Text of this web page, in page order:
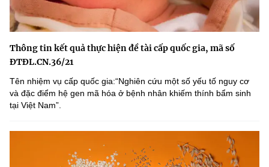
Thông tin kết quả thực hiện đề tài cấp quốc gia, mã số
ĐTĐL.CN.36/21
Tên nhiệm vụ cấp quốc gia:“Nghiên cứu một số yếu tố nguy cơ
và đặc điểm hệ gen mã hóa ở bệnh nhân khiếm thính bẩm sinh
tại Việt Nam”.